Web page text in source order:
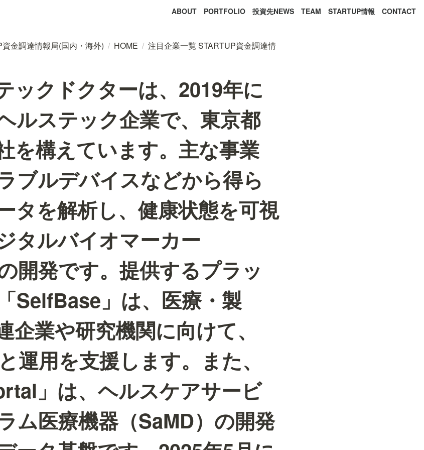
ABOUT PORTFOLIO 投資先NEWS TEAM STARTUP情報 CONTACT
金調達情報局(国内・海外) / HOME / 注目企業一覧 STARTUP資金調達情
ックドクターは、2019年に
ルステック企業で、東京都
を構えています。主な事業
ブルデバイスなどから得ら
タを解析し、健康状態を可視
タルバイオマーカー
開発です。提供するプラッ
SelfBase」は、医療・製
企業や研究機関に向けて、
運用を支援します。また、
」は、ヘルスケアサービ
ム医療機器（SaMD）の開発